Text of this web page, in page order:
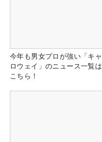
今年も男女プロが強い「キャ
ロウェイ」のニュース一覧は
こちら！